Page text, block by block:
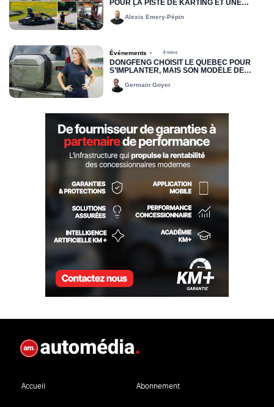
POUR LA PISTE DE KARTING ET UNE
COMPÉTITION AMICALE
Alexis Emery-Pépin
Événements 4 mins
DONGFENG CHOISIT LE QUÉBEC POUR
S’IMPLANTER, MAIS SON MODÈLE DE
DISTRIBUTION DEMEURE INCONNU
Germain Goyer
Accueil Abonnement